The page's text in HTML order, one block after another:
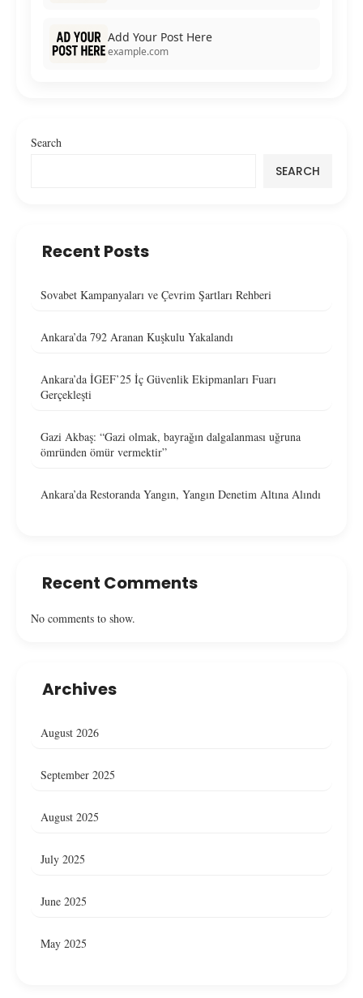
Add Your Post Here
example.com
Search
SEARCH
Recent Posts
Sovabet Kampanyaları ve Çevrim Şartları Rehberi
Ankara’da 792 Aranan Kuşkulu Yakalandı
Ankara’da İGEF’25 İç Güvenlik Ekipmanları Fuarı
Gerçekleşti
Gazi Akbaş: “Gazi olmak, bayrağın dalgalanması uğruna
ömründen ömür vermektir”
Ankara’da Restoranda Yangın, Yangın Denetim Altına Alındı
Recent Comments
No comments to show.
Archives
August 2026
September 2025
August 2025
July 2025
June 2025
May 2025